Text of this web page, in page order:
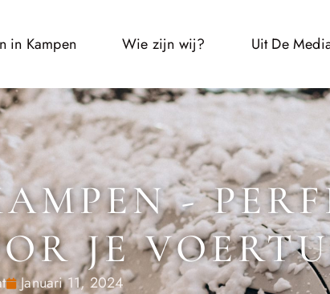
in Kampen Wie zijn wij? Uit De
-
JE
Januari 11, 2024